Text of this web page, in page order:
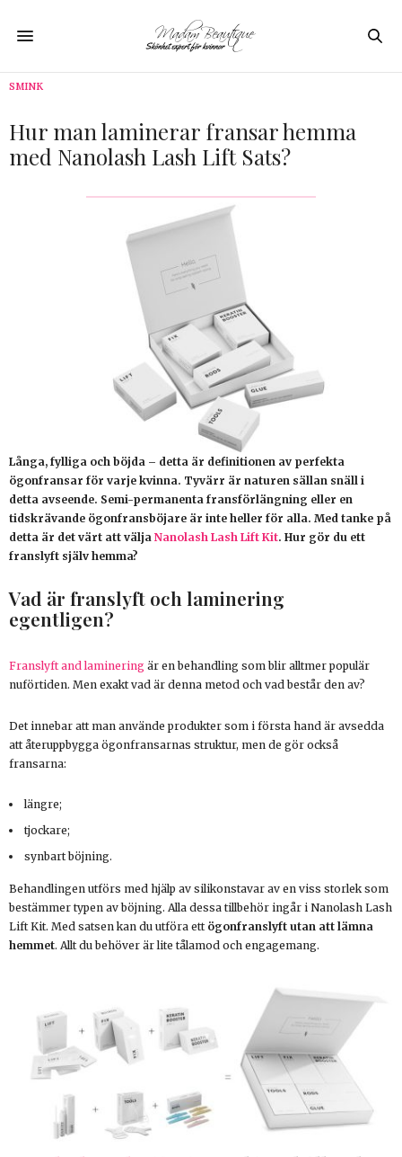
SMINK
Hur man laminerar fransar hemma
med Nanolash Lash Lift Sats?
Långa, fylliga och böjda – detta är definitionen av perfekta
ögonfransar för varje kvinna. Tyvärr är naturen sällan snäll i
detta avseende. Semi-permanenta fransförlängning eller en
tidskrävande ögonfransböjare är inte heller för alla. Med tanke på
detta är det värt att välja Nanolash Lash Lift Kit. Hur gör du ett
franslyft själv hemma?
Vad är franslyft och laminering
egentligen?
Franslyft and laminering är en behandling som blir alltmer populär
nuförtiden. Men exakt vad är denna metod och vad består den av?
Det innebar att man använde produkter som i första hand är avsedda
att återuppbygga ögonfransarnas struktur, men de gör också
fransarna:
längre;
tjockare;
synbart böjning.
Behandlingen utförs med hjälp av silikonstavar av en viss storlek som
bestämmer typen av böjning. Alla dessa tillbehör ingår i Nanolash Lash
Lift Kit. Med satsen kan du utföra ett ögonfranslyft utan att lämna
hemmet. Allt du behöver är lite tålamod och engagemang.